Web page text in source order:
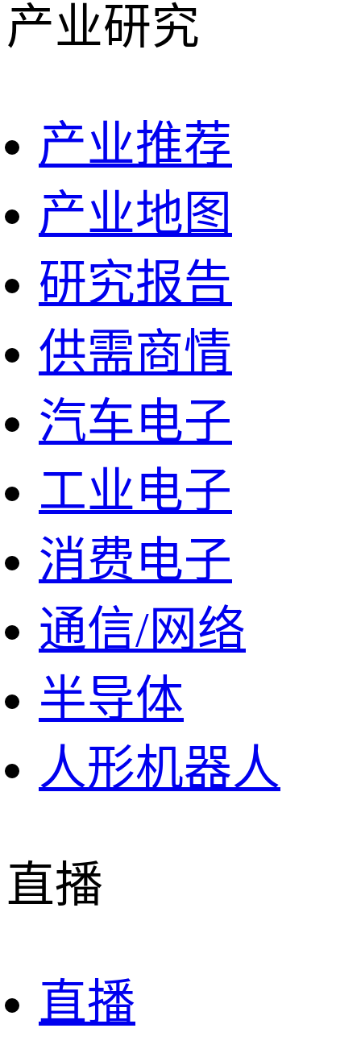
产业研究
产业推荐
产业地图
研究报告
供需商情
汽车电子
工业电子
消费电子
通信/网络
半导体
人形机器人
直播
直播